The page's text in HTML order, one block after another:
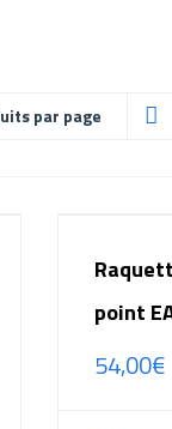
par page
point
54,00€